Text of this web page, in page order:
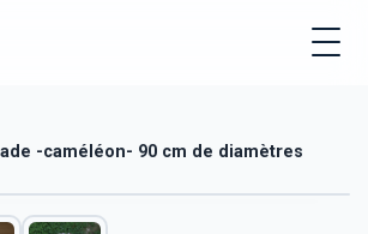
-caméléon- 90 cm de diamètres